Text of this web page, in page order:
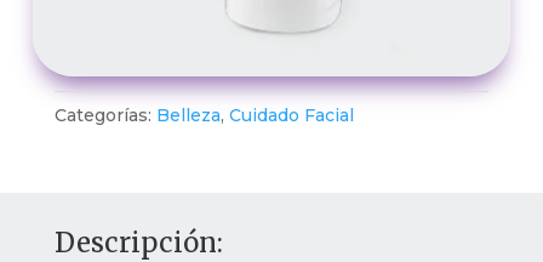
Categorías: Belleza, Cuidado Facial
Descripción: